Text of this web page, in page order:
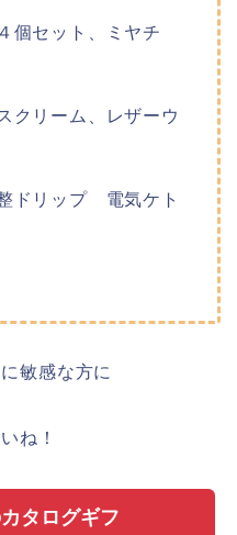
個セット、ミヤチ
リーム、レザーウ
ドリップ 電気ケト
敏感な方に
ね！
タログギフ